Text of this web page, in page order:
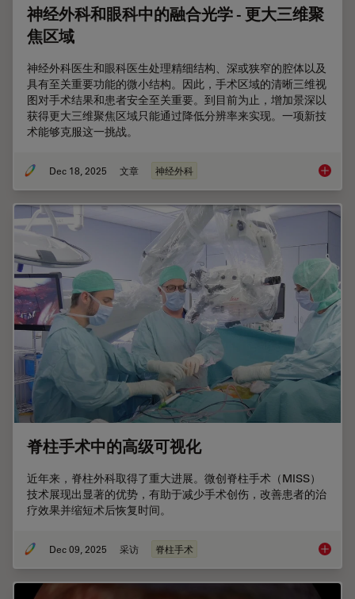
神经外科和眼科中的融合光学 - 更大三维聚
焦区域
神经外科医生和眼科医生处理精细结构、深或狭窄的腔体以及
具有至关重要功能的微小结构。因此，手术区域的清晰三维视
图对手术结果和患者安全至关重要。到目前为止，增加景深以
获得更大三维聚焦区域只能通过降低分辨率来实现。一项新技
术能够克服这一挑战。
Dec 18, 2025 文章 神经外科 神经外
脊柱手术中的高级可视化
近年来，脊柱外科取得了重大进展。微创脊柱手术（MISS）
技术展现出显著的优势，有助于减少手术创伤，改善患者的治
疗效果并缩短术后恢复时间。
Dec 09, 2025 采访 脊柱手术 脊柱手